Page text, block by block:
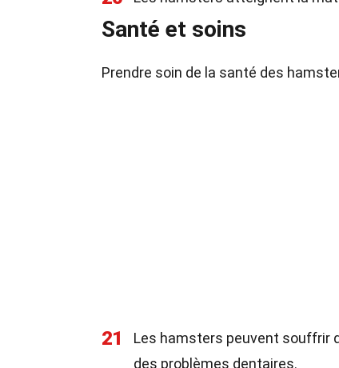
Santé et soins
Prendre soin de la santé des
21
Les hamsters peuvent souffrir
des problèmes dentaires.